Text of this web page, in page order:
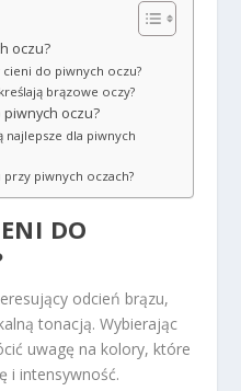
oczu?
cieni do piwnych oczu?
brązowe oczy?
oczu?
najlepsze dla piwnych
przy piwnych oczach?
DO
odcień brązu,
tonacją. Wybierając
uwagę na kolory, które
i intensywność.